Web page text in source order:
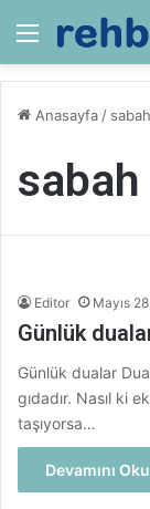
Menü
Anasayfa /
Editor Mayıs
Günlük
Günlük dualar
gıdadır. Nasıl ki
taşıyorsa…
Devamını